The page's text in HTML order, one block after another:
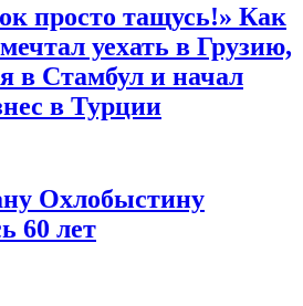
просто тащусь!» Как
уехать в Грузию,
в Стамбул и начал
в Турции
Охлобыстину
60 лет